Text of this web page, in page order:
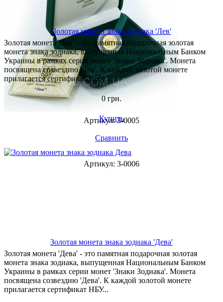
Артикул: 3-0005
Золотая монета знака зодиака 'Лев'
Золотая монета 'Лев' - это памятная подарочная золотая
монета знака зодиака, выпущенная Национальным Банком
Украины в рамках серии монет 'Знаки Зодиака'. Монета
посвящена созвездию 'Лев'. К каждой золотой монете
прилагается сертификат НБУ, ...
0 грн.
Купить
Сравнить
Артикул: 3-0006
Золотая монета знака зодиака 'Дева'
Золотая монета 'Дева' - это памятная подарочная золотая
монета знака зодиака, выпущенная Национальным Банком
Украины в рамках серии монет 'Знаки Зодиака'. Монета
посвящена созвездию 'Дева'. К каждой золотой монете
прилагается сертификат НБУ...